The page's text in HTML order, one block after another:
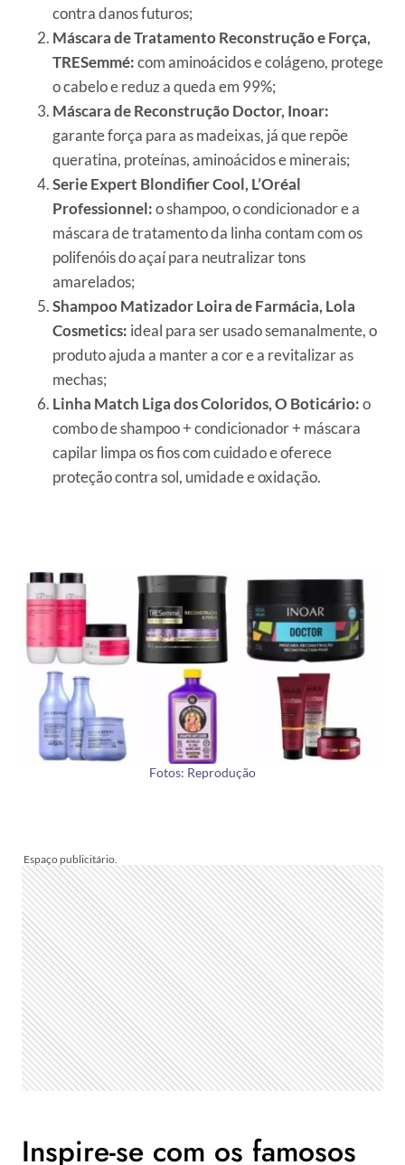
contra danos futuros;
Máscara de Tratamento Reconstrução e Força,
TRESemmé:com aminoácidos e colágeno, protege
o cabelo e reduz a queda em 99%;
Máscara de Reconstrução Doctor, Inoar:
garante força para as madeixas, já que repõe
queratina, proteínas, aminoácidos e minerais;
Serie Expert Blondifier Cool, L’Oréal
Professionnel:o shampoo, o condicionador e a
máscara de tratamento da linha contam com os
polifenóis do açaí para neutralizar tons
amarelados;
Shampoo Matizador Loira de Farmácia, Lola
Cosmetics: ideal para ser usado semanalmente, o
produto ajuda a manter a cor e a revitalizar as
mechas;
Linha Match Liga dos Coloridos, O Boticário:o
combo de shampoo + condicionador + máscara
capilar limpa os fios com cuidado e oferece
proteção contra sol, umidade e oxidação.
Fotos: Reprodução
Inspire-se com os famosos